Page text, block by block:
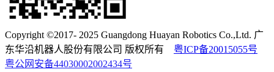
Copyright ©2017- 2025 Guangdong Huayan Robotics Co.,Ltd. 广
东华沿机器人股份有限公司 版权所有 粤ICP备20015055号
粤公网安备44030002002434号